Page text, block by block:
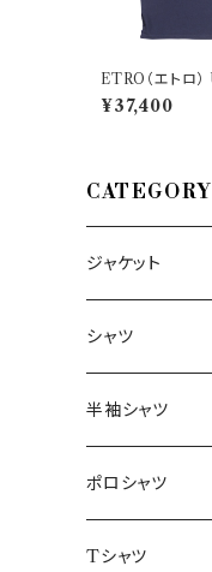
ETRO（エトロ
Tシャツ
4
¥37,400
CATEGORY
ジャケット
～44/S
46/M
48/L
50/XL～
シャツ
～44/S
46/M
48/L
半袖シャツ
～44/S
46/M
ポロシャツ
～44/S
Tシャツ